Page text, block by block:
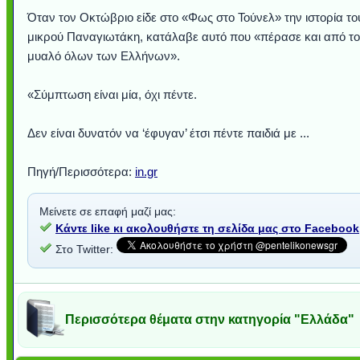
Όταν τον Οκτώβριο είδε στο «Φως στο Τούνελ» την ιστορία
μικρού Παναγιωτάκη, κατάλαβε αυτό που «πέρασε και από το
μυαλό όλων των Ελλήνων».
«Σύμπτωση είναι μία, όχι πέντε.
Δεν είναι δυνατόν να ‘έφυγαν’ έτσι πέντε παιδιά με ...
Πηγή/Περισσότερα: in.gr
Μείνετε σε επαφή μαζί μας:
Κάντε like κι ακολουθήστε τη σελίδα μας στο Facebook
Στο Twitter:
Περισσότερα θέματα στην κατηγορία "Ελλάδα"